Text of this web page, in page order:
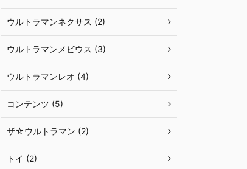
ウルトラマンネクサス (2)
ウルトラマンメビウス (3)
ウルトラマンレオ (4)
コンテンツ (5)
ザ☆ウルトラマン (2)
トイ (2)